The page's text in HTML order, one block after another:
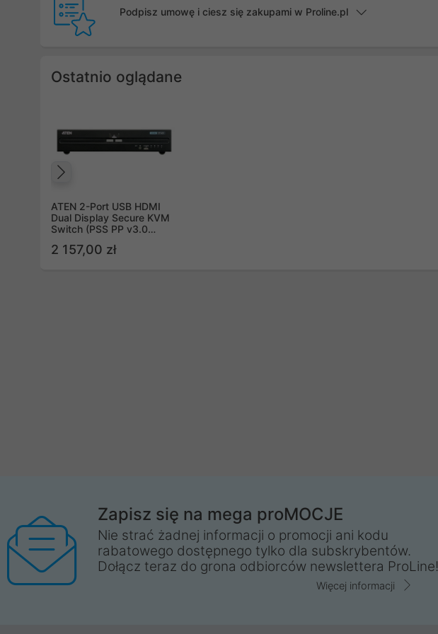
Podpisz umowę i ciesz się zakupami w Proline.pl
Ostatnio oglądane
ATEN 2-Port USB HDMI
Dual Display Secure KVM
Switch (PSS PP v3.0
2 157,00 zł
Zapisz się na mega proMOCJE
Nie strać żadnej informacji o promocji ani kodu
rabatowego dostępnego tylko dla subskrybentów.
Dołącz teraz do grona odbiorców newslettera ProLine!
Więcej informacji